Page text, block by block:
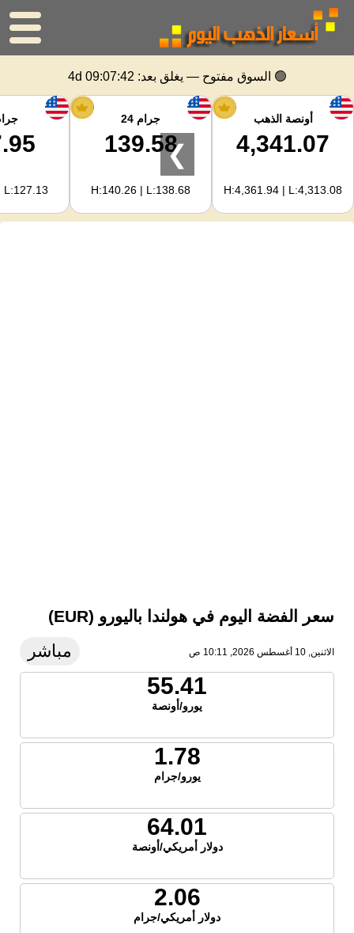
الرئيسية
سعر الذهب
اسعار الفضه
حاسبة الذهب
🟢 السوق مفتوح — يغلق بعد: 4d 09:07:42
أونصة الذهب
4,341.07
H:4,361.94 | L:4,313.08
جرام 24
139.58
H:140.26 | L:138.68
L:127.13
❯
سعر الفضة اليوم في هولندا باليورو (EUR)
الاثنين, 10 أغسطس 2026, 10:11 ص مباشر
55.41
يورو/أونصة
1.78
يورو/جرام
64.01
دولار أمريكي/أونصة
2.06
دولار أمريكي/جرام